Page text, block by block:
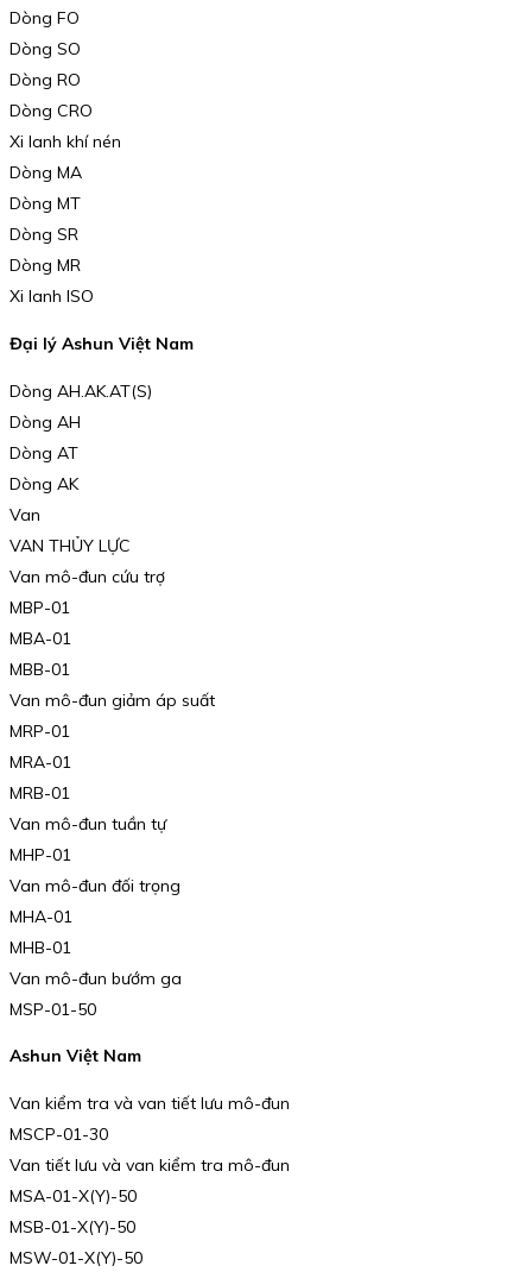
Dòng FO
Dòng SO
Dòng RO
Dòng CRO
Xi lanh khí nén
Dòng MA
Dòng MT
Dòng SR
Dòng MR
Xi lanh ISO
Đại lý Ashun Việt Nam
Dòng AH.AK.AT(S)
Dòng AH
Dòng AT
Dòng AK
Van
VAN THỦY LỰC
Van mô-đun cứu trợ
MBP-01
MBA-01
MBB-01
Van mô-đun giảm áp suất
MRP-01
MRA-01
MRB-01
Van mô-đun tuần tự
MHP-01
Van mô-đun đối trọng
MHA-01
MHB-01
Van mô-đun bướm ga
MSP-01-50
Ashun Việt Nam
Van kiểm tra và van tiết lưu mô-đun
MSCP-01-30
Van tiết lưu và van kiểm tra mô-đun
MSA-01-X(Y)-50
MSB-01-X(Y)-50
MSW-01-X(Y)-50